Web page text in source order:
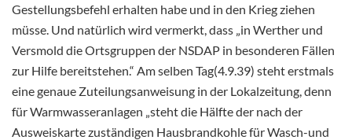
Gestellungsbefehl erhalten habe und in den Krieg ziehen
müsse. Und natürlich wird vermerkt, dass „in Werther und
Versmold die Ortsgruppen der NSDAP in besonderen Fällen
zur Hilfe bereitstehen.“ Am selben Tag(4.9.39) steht erstmals
eine genaue Zuteilungsanweisung in der Lokalzeitung, denn
für Warmwasseranlagen „steht die Hälfte der nach der
Ausweiskarte zuständigen Hausbrandkohle für Wasch-und